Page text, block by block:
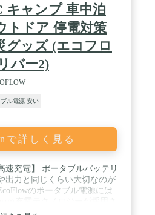
ジーは、バッテリーのセル
でバッテリーに悪影響を及ぼ
を超える高い安全基準をクリ
源業界では初となるTÜV
ンランド)の認定を取得しま
ォンからリモート操作が可能
EcoFlowアプリをお使いのス
れば、ポータブル電源本体に
かないところにポータブル電
きます。 / 【業界トップクラ
2 Proポータブル電源は業界
保証(通常2年+保証登録する
があるためもしもの時も安心
ービス】専門スタッフのサポ
ータブル電源の回収サービス
きます。（弊社製品限定、送
キャンプ 車中泊
トドア 停電対策
グッズ (エコフロ
バー2)
ル電源 安い
で詳しく見る
速充電】 ポータブルバッテリ
出力と同じくらい大切なのが
のポータブル電源には
わずか60分で満充電が可能で